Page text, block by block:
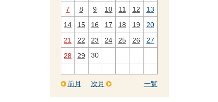
7
8 9 10 11 12
13
14
15 16 17 18 19
20
21
22 23 24 25 26
27
28
29 30
前月 一覧
次月